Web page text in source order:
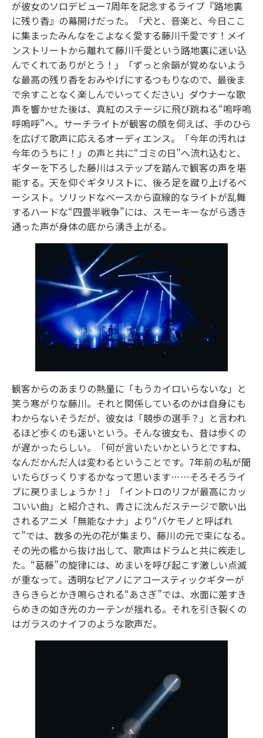
が彼女のソロデビュー7周年を記念するライブ『路地裏
に残り香』の幕開けだった。「犬と、音楽と、今日ここ
に集まったみんなをこよなく愛する藤川千愛です！メイ
ンストリートから離れて藤川千愛という路地裏に迷い込
んでくれてありがとう！」「ずっと余韻が覚めないよう
な最高の残り香をおみやげにするつもりなので、最後ま
で余すことなく楽しんでいってください」ダウナーな歌
声を響かせた後は、真紅のステージに飛び跳ねる“嗚呼嗚
呼嗚呼”へ。サーチライトが観客の顔を伺えば、手のひら
を広げて歌声に応えるオーディエンス。「今年の汚れは
今年のうちに！」の声と共に“ゴミの日”へ流れ込むと、
ギターを下ろした藤川はステップを踏んで観客の声を堪
能する。天を仰ぐギタリストに、後ろ足を蹴り上げるベ
ーシスト。ソリッドなベースから直線的なライトが乱舞
するハードな“四畳半戦争”には、スモーキーながら透き
通った声が身体の底から湧き上がる。
観客からのあまりの熱量に「もうカイロいらないな」と
笑う寒がりな藤川。それと関係しているのかは自身にも
わからないそうだが、彼女は「競歩の選手？」と言われ
るほど歩くのも速いという。そんな彼女も、昔は歩くの
が遅かったらしい。「何が言いたいかというとですね、
なんだかんだ人は変わるということです。7年前の私が聞
いたらびっくりするかなって思います……そろそろライ
ブに戻りましょうか！」「イントロのリフが最高にカッ
コいい曲」と紹介され、青さに沈んだステージで歌い出
されるアニメ「無能なナナ」より“バケモノと呼ばれ
て”では、数多の光の花が集まり、藤川の元で束になる。
その光の檻から抜け出して、歌声はドラムと共に疾走し
た。“葛藤”の旋律には、めまいを呼び起こす激しい点滅
が重なって。透明なピアノにアコースティックギターが
きらきらとかき鳴らされる“あさぎ”では、水面に差すき
らめきの如き光のカーテンが揺れる。それを引き裂くの
はガラスのナイフのような歌声だ。